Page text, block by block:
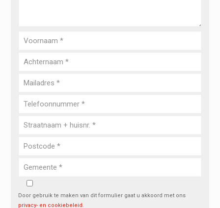
Door gebruik te maken van dit formulier gaat u akkoord met ons
privacy- en cookiebeleid .